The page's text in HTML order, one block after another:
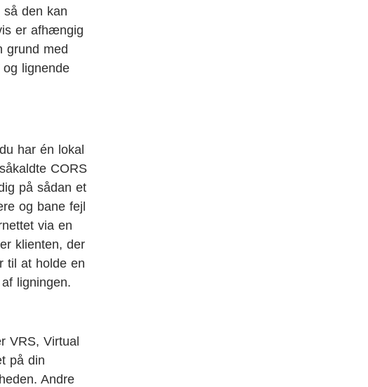
så den kan
er afhængig
grund med
lignende
har én lokal
CORS
på sådan et
og bane fejl
via en
klienten, der
til at holde en
ligningen.
VRS, Virtual
på din
Andre